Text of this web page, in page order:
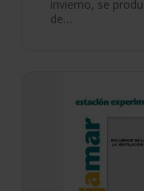
invierno, se
de…